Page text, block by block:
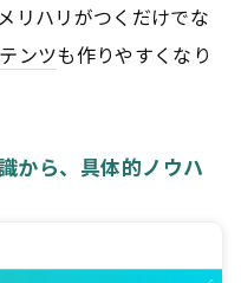
リハリがつくだけでな
ンツも作りやすくなり
から、具体的ノウハ